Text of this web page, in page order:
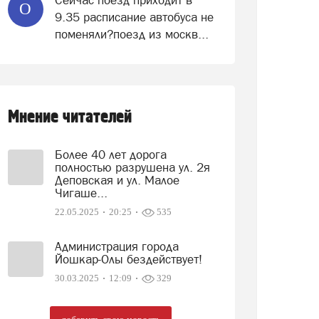
О
9.35 расписание автобуса не
поменяли?поезд из москв...
Мнение читателей
Более 40 лет дорога
полностью разрушена ул. 2я
Деповская и ул. Малое
Чигаше...
22.05.2025 20:25 535
Администрация города
Йошкар-Олы бездействует!
30.03.2025 12:09 329